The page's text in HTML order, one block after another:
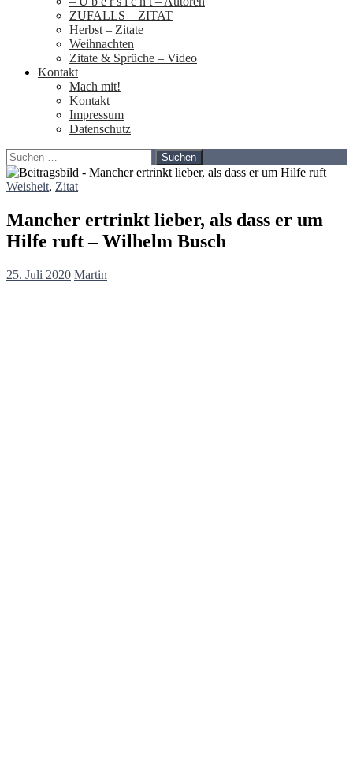
ZUFALLS – ZITAT
Herbst – Zitate
Weihnachten
Zitate & Sprüche – Video
Kontakt
Mach mit!
Kontakt
Impressum
Datenschutz
Suchen
nach:
Weisheit, Zitat
Mancher ertrinkt lieber, als dass er um
Hilfe ruft – Wilhelm Busch
25. Juli 2020 Martin